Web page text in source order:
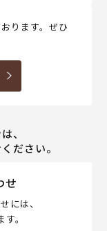
ります。ぜひ
、
ださい。
せ
には、
。